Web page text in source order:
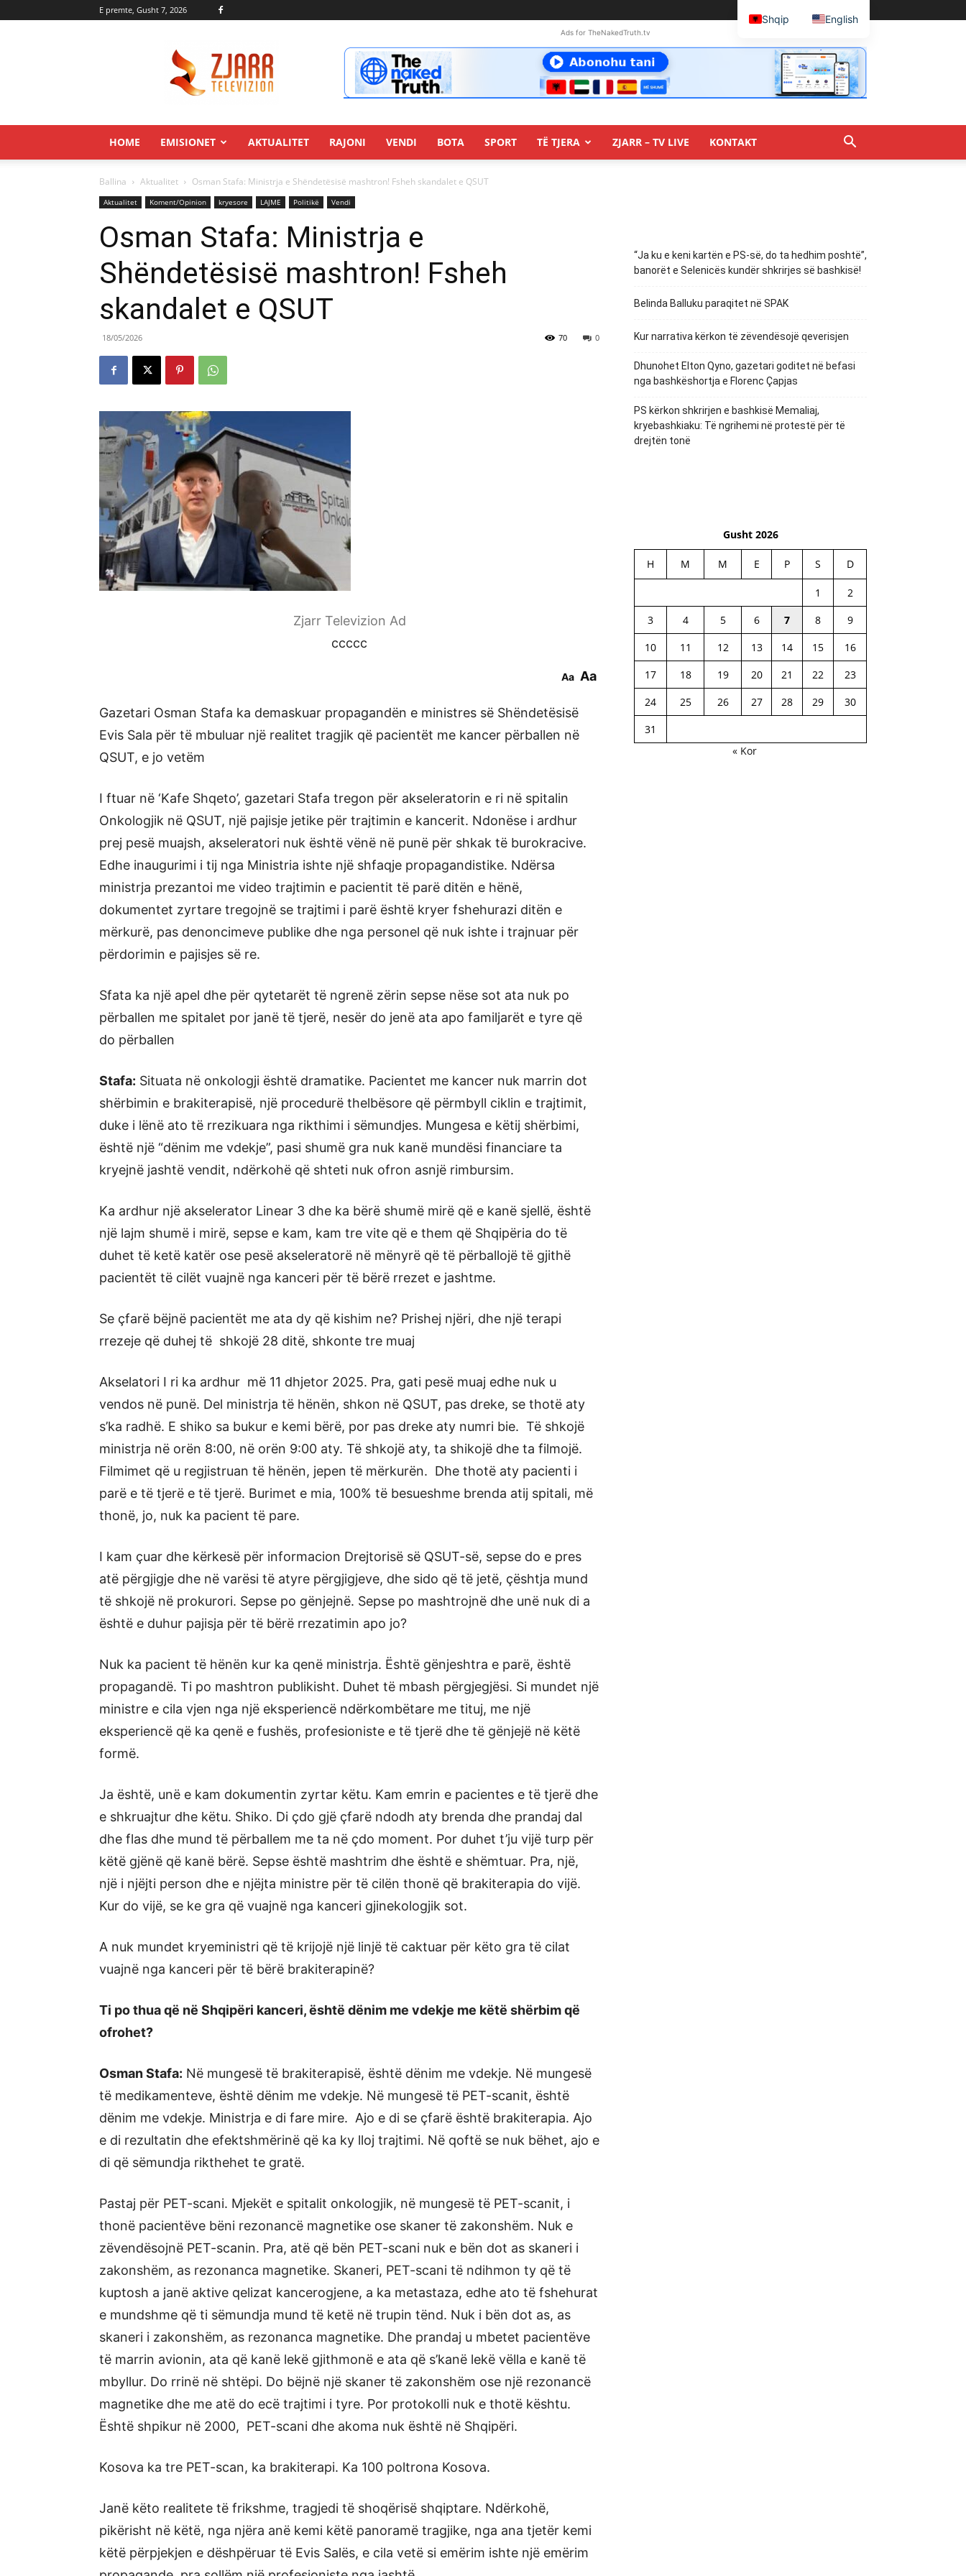
E premte, Gusht 7, 2026
Ads for TheNakedTruth.tv
HOME EMISIONET AKTUALITET RAJONI VENDI BOTA SPORT TË TJERA ZJARR – TV LIVE KONTAKT
Ballina Aktualitet Osman Stafa: Ministrja e Shëndetësisë mashtron! Fsheh skandalet e QSUT
Aktualitet Koment/Opinion kryesore LAJME Politikë Vendi
Osman Stafa: Ministrja e
Shëndetësisë mashtron! Fsheh
skandalet e QSUT
18/05/2026 0
70
Zjarr Televizion Ad
ccccc
Aa Aa
Gazetari Osman Stafa ka demaskuar propagandën e ministres së Shëndetësisë
Evis Sala për të mbuluar një realitet tragjik që pacientët me kancer përballen në
QSUT, e jo vetëm
I ftuar në ‘Kafe Shqeto’, gazetari Stafa tregon për akseleratorin e ri në spitalin
Onkologjik në QSUT, një pajisje jetike për trajtimin e kancerit. Ndonëse i ardhur
prej pesë muajsh, akseleratori nuk është vënë në punë për shkak të burokracive.
Edhe inaugurimi i tij nga Ministria ishte një shfaqje propagandistike. Ndërsa
ministrja prezantoi me video trajtimin e pacientit të parë ditën e hënë,
dokumentet zyrtare tregojnë se trajtimi i parë është kryer fshehurazi ditën e
mërkurë, pas denoncimeve publike dhe nga personel që nuk ishte i trajnuar për
përdorimin e pajisjes së re.
Sfata ka një apel dhe për qytetarët të ngrenë zërin sepse nëse sot ata nuk po
përballen me spitalet por janë të tjerë, nesër do jenë ata apo familjarët e tyre që
do përballen
Stafa: Situata në onkologji është dramatike. Pacientet me kancer nuk marrin dot
shërbimin e brakiterapisë, një procedurë thelbësore që përmbyll ciklin e trajtimit,
duke i lënë ato të rrezikuara nga rikthimi i sëmundjes. Mungesa e këtij shërbimi,
është një “dënim me vdekje”, pasi shumë gra nuk kanë mundësi financiare ta
kryejnë jashtë vendit, ndërkohë që shteti nuk ofron asnjë rimbursim.
Ka ardhur një akselerator Linear 3 dhe ka bërë shumë mirë që e kanë sjellë, është
një lajm shumë i mirë, sepse e kam, kam tre vite që e them që Shqipëria do të
duhet të ketë katër ose pesë akseleratorë në mënyrë që të përballojë të gjithë
pacientët të cilët vuajnë nga kanceri për të bërë rrezet e jashtme.
Se çfarë bëjnë pacientët me ata dy që kishim ne? Prishej njëri, dhe një terapi
rrezeje që duhej të shkojë 28 ditë, shkonte tre muaj
Akselatori I ri ka ardhur më 11 dhjetor 2025. Pra, gati pesë muaj edhe nuk u
vendos në punë. Del ministrja të hënën, shkon në QSUT, pas dreke, se thotë aty
s’ka radhë. E shiko sa bukur e kemi bërë, por pas dreke aty numri bie. Të shkojë
ministrja në orën 8:00, në orën 9:00 aty. Të shkojë aty, ta shikojë dhe ta filmojë.
Filmimet që u regjistruan të hënën, jepen të mërkurën. Dhe thotë aty pacienti i
parë e të tjerë e të tjerë. Burimet e mia, 100% të besueshme brenda atij spitali, më
thonë, jo, nuk ka pacient të pare.
I kam çuar dhe kërkesë për informacion Drejtorisë së QSUT-së, sepse do e pres
atë përgjigje dhe në varësi të atyre përgjigjeve, dhe sido që të jetë, çështja mund
të shkojë në prokurori. Sepse po gënjejnë. Sepse po mashtrojnë dhe unë nuk di a
është e duhur pajisja për të bërë rrezatimin apo jo?
Nuk ka pacient të hënën kur ka qenë ministrja. Është gënjeshtra e parë, është
propagandë. Ti po mashtron publikisht. Duhet të mbash përgjegjësi. Si mundet një
ministre e cila vjen nga një eksperiencë ndërkombëtare me tituj, me një
eksperiencë që ka qenë e fushës, profesioniste e të tjerë dhe të gënjejë në këtë
formë.
Ja është, unë e kam dokumentin zyrtar këtu. Kam emrin e pacientes e të tjerë dhe
e shkruajtur dhe këtu. Shiko. Di çdo gjë çfarë ndodh aty brenda dhe prandaj dal
dhe flas dhe mund të përballem me ta në çdo moment. Por duhet t’ju vijë turp për
këtë gjënë që kanë bërë. Sepse është mashtrim dhe është e shëmtuar. Pra, një,
një i njëjti person dhe e njëjta ministre për të cilën thonë që brakiterapia do vijë.
Kur do vijë, se ke gra që vuajnë nga kanceri gjinekologjik sot.
A nuk mundet kryeministri që të krijojë një linjë të caktuar për këto gra të cilat
vuajnë nga kanceri për të bërë brakiterapinë?
Ti po thua që në Shqipëri kanceri, është dënim me vdekje me këtë shërbim që
ofrohet?
Osman Stafa: Në mungesë të brakiterapisë, është dënim me vdekje. Në mungesë
të medikamenteve, është dënim me vdekje. Në mungesë të PET-scanit, është
dënim me vdekje. Ministrja e di fare mire. Ajo e di se çfarë është brakiterapia. Ajo
e di rezultatin dhe efektshmërinë që ka ky lloj trajtimi. Në qoftë se nuk bëhet, ajo e
di që sëmundja rikthehet te gratë.
Pastaj për PET-scani. Mjekët e spitalit onkologjik, në mungesë të PET-scanit, i
thonë pacientëve bëni rezonancë magnetike ose skaner të zakonshëm. Nuk e
zëvendësojnë PET-scanin. Pra, atë që bën PET-scani nuk e bën dot as skaneri i
zakonshëm, as rezonanca magnetike. Skaneri, PET-scani të ndihmon ty që të
kuptosh a janë aktive qelizat kancerogjene, a ka metastaza, edhe ato të fshehurat
e mundshme që ti sëmundja mund të ketë në trupin tënd. Nuk i bën dot as, as
skaneri i zakonshëm, as rezonanca magnetike. Dhe prandaj u mbetet pacientëve
të marrin avionin, ata që kanë lekë gjithmonë e ata që s’kanë lekë vëlla e kanë të
mbyllur. Do rrinë në shtëpi. Do bëjnë një skaner të zakonshëm ose një rezonancë
magnetike dhe me atë do ecë trajtimi i tyre. Por protokolli nuk e thotë kështu.
Është shpikur në 2000, PET-scani dhe akoma nuk është në Shqipëri.
Kosova ka tre PET-scan, ka brakiterapi. Ka 100 poltrona Kosova.
Janë këto realitete të frikshme, tragjedi të shoqërisë shqiptare. Ndërkohë,
pikërisht në këtë, nga njëra anë kemi këtë panoramë tragjike, nga ana tjetër kemi
këtë përpjekjen e dëshpëruar të Evis Salës, e cila vetë si emërim ishte një emërim
“Ja ku e keni kartën e PS-së, do ta hedhim poshtë”,
banorët e Selenicës kundër shkrirjes së bashkisë!
Belinda Balluku paraqitet në SPAK
Kur narrativa kërkon të zëvendësojë qeverisjen
Dhunohet Elton Qyno, gazetari goditet në befasi
nga bashkëshortja e Florenc Çapjas
PS kërkon shkrirjen e bashkisë Memaliaj,
kryebashkiaku: Të ngrihemi në protestë për të
drejtën tonë
Gusht 2026
H M M E P S D
1
2
3
4 5 6 7 8
9
10
11 12 13 14 15
16
17
18 19 20 21 22
23
24
25 26 27 28 29
30
31
« Kor
Shqip English